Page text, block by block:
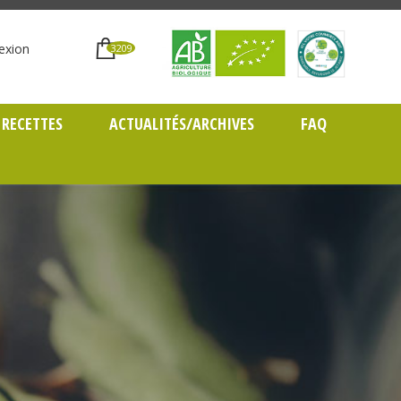
3209
RECETTES ACTUALITÉS/ARCHIVES FAQ